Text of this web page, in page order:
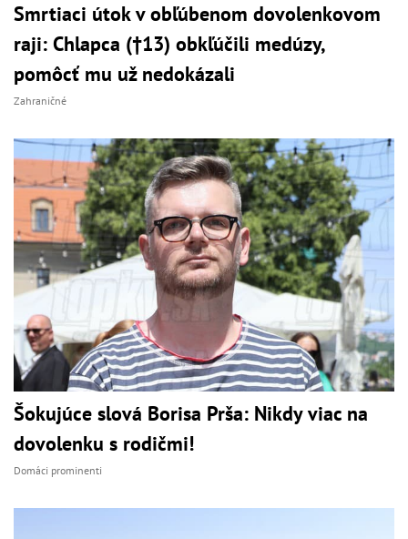
Smrtiaci útok v obľúbenom dovolenkovom
raji: Chlapca (†13) obkľúčili medúzy,
pomôcť mu už nedokázali
Zahraničné
Šokujúce slová Borisa Prša: Nikdy viac na
dovolenku s rodičmi!
Domáci prominenti